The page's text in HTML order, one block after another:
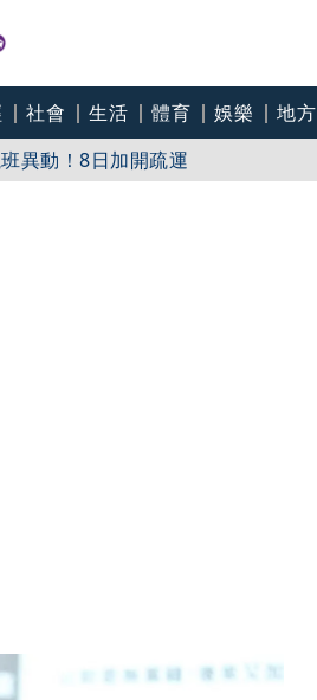
社會 生活 體育 娛樂 地方
異動！8日加開疏運
雄三 4K修復重返大銀幕